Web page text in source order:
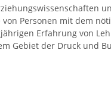
Personen mit dem
Erfahrung von
Gebiet der Druck und